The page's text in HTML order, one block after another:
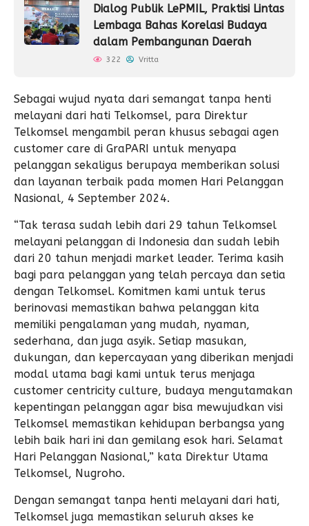
Dialog Publik LePMIL, Praktisi Lintas
Lembaga Bahas Korelasi Budaya
dalam Pembangunan Daerah
322 Vritta
Sebagai wujud nyata dari semangat tanpa henti
melayani dari hati Telkomsel, para Direktur
Telkomsel mengambil peran khusus sebagai agen
customer care di GraPARI untuk menyapa
pelanggan sekaligus berupaya memberikan solusi
dan layanan terbaik pada momen Hari Pelanggan
Nasional, 4 September 2024.
“Tak terasa sudah lebih dari 29 tahun Telkomsel
melayani pelanggan di Indonesia dan sudah lebih
dari 20 tahun menjadi market leader. Terima kasih
bagi para pelanggan yang telah percaya dan setia
dengan Telkomsel. Komitmen kami untuk terus
berinovasi memastikan bahwa pelanggan kita
memiliki pengalaman yang mudah, nyaman,
sederhana, dan juga asyik. Setiap masukan,
dukungan, dan kepercayaan yang diberikan menjadi
modal utama bagi kami untuk terus menjaga
customer centricity culture, budaya mengutamakan
kepentingan pelanggan agar bisa mewujudkan visi
Telkomsel memastikan kehidupan berbangsa yang
lebih baik hari ini dan gemilang esok hari. Selamat
Hari Pelanggan Nasional,” kata Direktur Utama
Telkomsel, Nugroho.
Dengan semangat tanpa henti melayani dari hati,
Telkomsel juga memastikan seluruh akses ke